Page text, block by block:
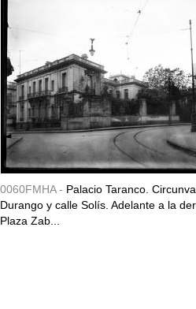
0060FMHA - Palacio Taranco.
Durango y calle Solís. Adelante a la
Plaza Zab...